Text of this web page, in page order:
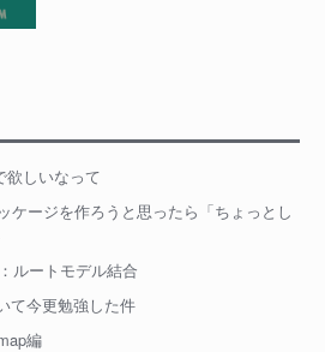
欲しいなって
ケージを作ろうと思ったら「ちょっとし
ルートモデル結合
て今更勉強した件
編